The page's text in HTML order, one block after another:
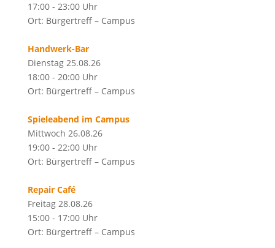
17:00 - 23:00 Uhr
Ort: Bürgertreff – Campus
Handwerk-Bar
Dienstag 25.08.26
18:00 - 20:00 Uhr
Ort: Bürgertreff – Campus
Spieleabend im Campus
Mittwoch 26.08.26
19:00 - 22:00 Uhr
Ort: Bürgertreff – Campus
Repair Café
Freitag 28.08.26
15:00 - 17:00 Uhr
Ort: Bürgertreff – Campus